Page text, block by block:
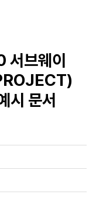
브웨이
시 문서